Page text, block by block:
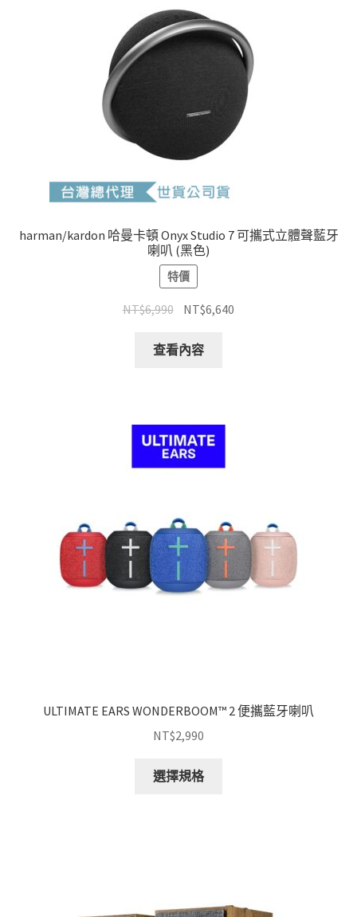
harman/kardon 哈曼卡頓 Onyx Studio 7 可攜式立體聲藍牙
喇叭 (黑色)
特價
NT$6,990 原
價
NT$6,640
查看內容
ULTIMATE EARS WONDER­BOOM™ 2 便攜藍牙喇叭
NT$2,990
選擇規格
式。